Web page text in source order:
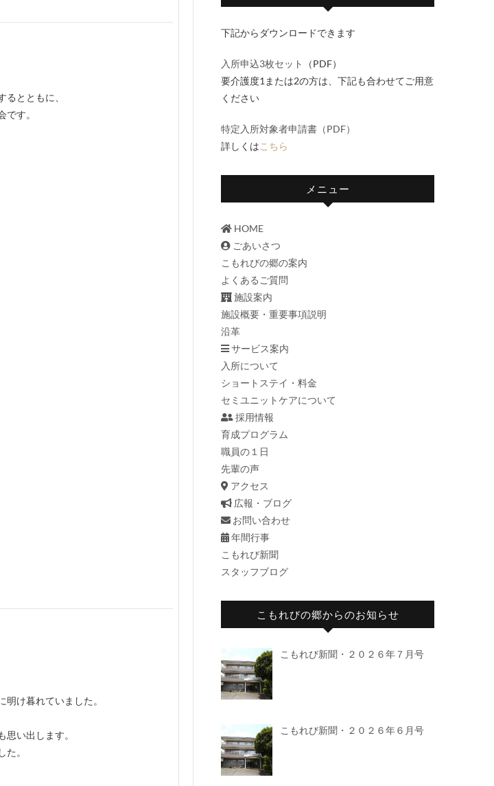
とともに、
す。
け暮れていました。
い出します。
。
下記からダウンロードできます
入所申込3枚セット
（PDF）
要介護度1または2の方は、下記も合わせてご用意
ください
特定入所対象者申請書（PDF）
詳しくはこちら
メニュー
HOME
ごあいさつ
こもれびの郷の案内
よくあるご質問
施設案内
施設概要・重要事項説明
沿革
サービス案内
入所について
ショートステイ・料金
セミユニットケアについて
採用情報
育成プログラム
職員の１日
先輩の声
アクセス
広報・ブログ
お問い合わせ
年間行事
こもれび新聞
スタッフブログ
こもれびの郷からのお知らせ
こもれび新聞・２０２６年７月号
こもれび新聞・２０２６年６月号